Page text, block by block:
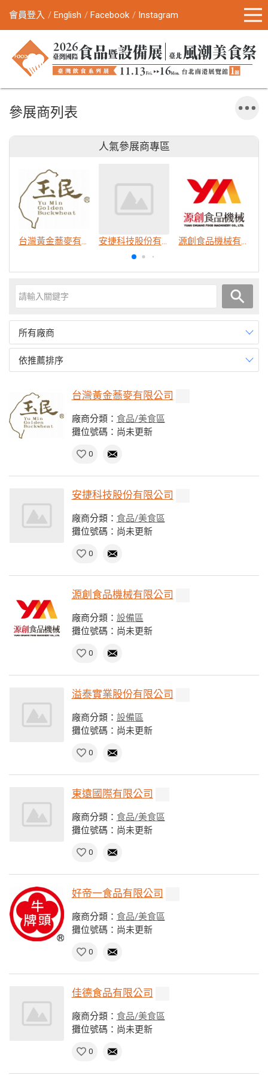
會員登入 English Facebook Instagram
參展商列表
人氣參展商專區
所有廠商
依推薦排序
台灣黃金蕎麥有限公司
廠商分類： 食品/美食區
攤位號碼：尚未更新
0
安捷科技股份有限公司
廠商分類： 食品/美食區
攤位號碼：尚未更新
0
源創食品機械有限公司
廠商分類： 設備區
攤位號碼：尚未更新
0
溢泰實業股份有限公司
廠商分類： 設備區
攤位號碼：尚未更新
0
東遠國際有限公司
廠商分類： 食品/美食區
攤位號碼：尚未更新
0
好帝一食品有限公司
廠商分類： 食品/美食區
攤位號碼：尚未更新
0
佳德食品有限公司
廠商分類： 食品/美食區
攤位號碼：尚未更新
0